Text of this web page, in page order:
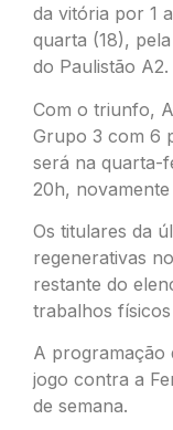
da vitória por 1
quarta (18),
do Paulistão A2.
Com o triunfo,
Grupo 3 com 6
será na quarta-
20h, novamente
Os titulares da
regenerativas
restante do
trabalhos
A programação
jogo contra a
de semana.